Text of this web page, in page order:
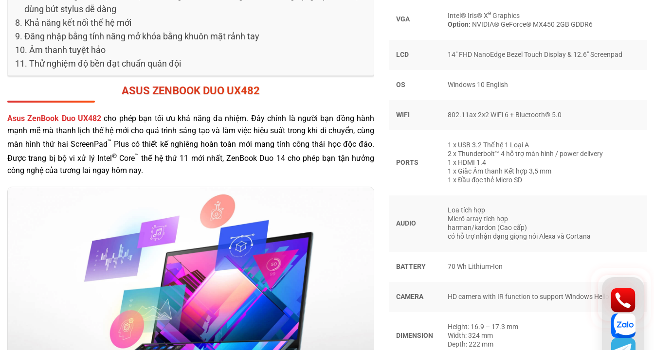
dùng bút stylus dễ dàng
Khả năng kết nối thế hệ mới
Đăng nhập bằng tính năng mở khóa bằng khuôn mặt rảnh tay
Âm thanh tuyệt hảo
Thử nghiệm độ bền đạt chuẩn quân đội
ASUS ZENBOOK DUO UX482
Asus ZenBook Duo UX482 cho phép bạn tối ưu khả năng đa nhiệm. Đây chính là người bạn đồng hành
mạnh mẽ mà thanh lịch thế hệ mới cho quá trình sáng tạo và làm việc hiệu suất trong khi di chuyển, cùng
màn hình thứ hai ScreenPad™ Plus có thiết kế nghiêng hoàn toàn mới mang tính công thái học độc đáo.
Được trang bị bộ vi xử lý Intel®Core™ thế hệ thứ 11 mới nhất, ZenBook Duo 14 cho phép bạn tận hưởng
công nghệ của tương lai ngay hôm nay.
VGA Intel® Iris® Xe Graphics
Option: NVIDIA® GeForce® MX450 2GB GDDR6
LCD 14″ FHD NanoEdge Bezel Touch Display & 12.6″ Screenpad
OS Windows 10 English
WIFI 802.11ax 2×2 WiFi 6 + Bluetooth® 5.0
PORTS
1 x USB 3.2 Thế hệ 1 Loại A
2 x Thunderbolt™ 4 hỗ trợ màn hình / power delivery
1 x HDMI 1.4
1 x Giắc Âm thanh Kết hợp 3,5 mm
1 x Đầu đọc thẻ Micro SD
AUDIO
Loa tích hợp
Micrô array tích hợp
harman/kardon (Cao cấp)
có hỗ trợ nhận dạng giọng nói Alexa và Cortana
BATTERY 70 Wh Lithium-Ion
CAMERA HD camera with IR function to support Windows Hello
DIMENSION
Height: 16.9 – 17.3 mm
Width: 324 mm
Depth: 222 mm